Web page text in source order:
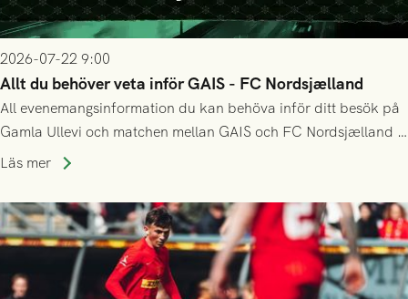
2026-07-22 9:00
Allt du behöver veta inför GAIS - FC Nordsjælland
All evenemangsinformation du kan behöva inför ditt besök på
Gamla Ullevi och matchen mellan GAIS och FC Nordsjælland i
kvalet till Conference League! Avspark kl 19.00 på torsdag
Läs mer